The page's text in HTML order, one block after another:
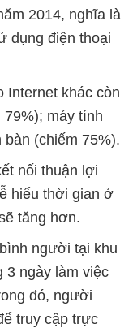
2014, nghĩa là
dụng điện thoại
Internet khác còn
máy tính
(chiếm 75%).
nối thuận lợi
hiểu thời gian ở
tăng hơn.
người tại khu
3 ngày làm việc
đó, người
truy cập trực